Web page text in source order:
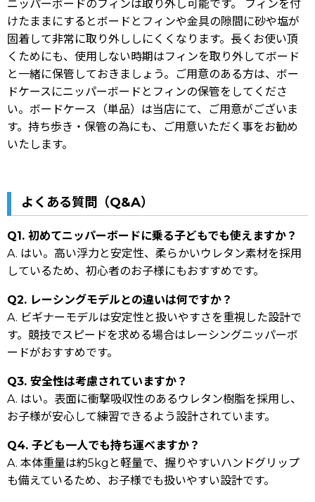
ニッパーボードのフィンは取り外し可能です。 フィンを付
けたままにするとボードとフィンや金具の隙間に砂や塩が
固着して非常に取り外ししにくくなります。長くお使い頂
くためにも、使用しない時期はフィンを取り外してボード
と一緒に保管しておきましょう。ご用意のある方は、ボー
ドケースにニッパーボードとフィンの保管をしてくださ
い。ボードケース（単品）は当店にて、ご用意がございま
す。持ち歩き・保管の為にも、ご用意いただく事をお勧め
いたします。
よくある質問（Q&A）
Q1. 初めてニッパーボードに乗る子どもでも使えますか？
A. はい。高い浮力と安定性、柔らかいウレタン素材を採用
しているため、初心者のお子様にもおすすめです。
Q2. レーシングモデルとの違いは何ですか？
A. ビギナーモデルは安定性と扱いやすさを重視した設計で
す。競技でスピードを求める場合はレーシングニッパーボ
ードがおすすめです。
Q3. 安全性は考慮されていますか？
A. はい。表面に衝撃吸収性のあるウレタン樹脂を採用し、
お子様が安心して練習できるよう設計されています。
Q4. 子ども一人でも持ち運べますか？
A. 本体重量は約5kgと軽量で、握りやすいハンドグリップ
も備えているため、お子様でも扱いやすい設計です。